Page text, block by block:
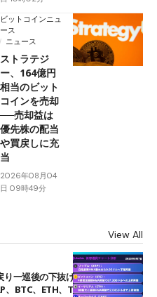
ビットコインニュ
ース
ニュース
ストラテジ
ー、164億円
相当のビット
コインを売却
──売却益は
優先株の配当
や買戻しに充
当
2026年08月04
日 09時49分
View All
一巡後の下抜けで0.95ドルを試
、BTC、ETH、TAKE